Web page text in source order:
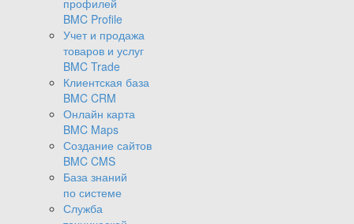
профилей
BMC Profile
Учет и продажа
товаров и услуг
BMC Trade
Клиентская база
BMC CRM
Онлайн карта
BMC Maps
Создание сайтов
BMC CMS
База знаний
по системе
Служба